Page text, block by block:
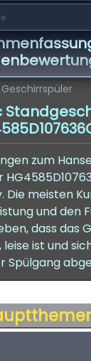
Geschirrspüler
zum
Die meisten
und den
dass das
ist und